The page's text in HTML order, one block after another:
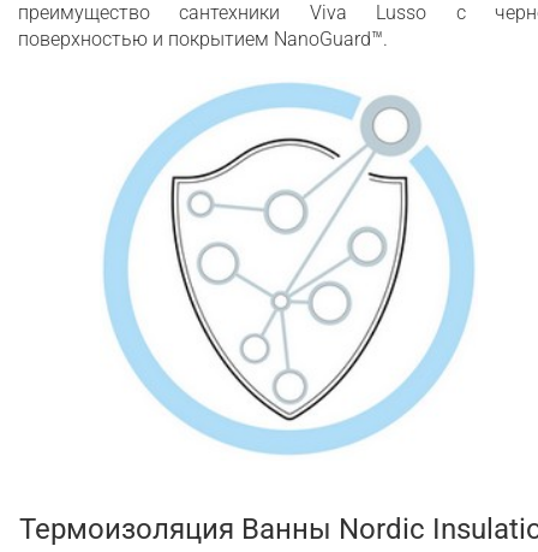
преимущество сантехники Viva Lusso с
поверхностью и покрытием NanoGuard™.
Термоизоляция Ванны Nordic